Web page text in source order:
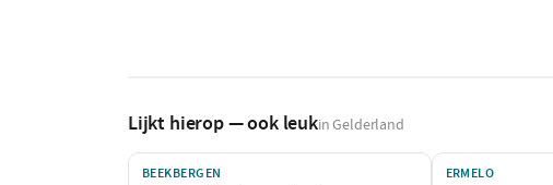
Lijkt hierop — ook leukin Gelderland
BEEKBERGEN ERMELO